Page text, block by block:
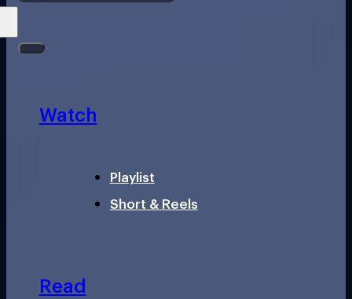
Watch
Playlist
Short & Reels
Read